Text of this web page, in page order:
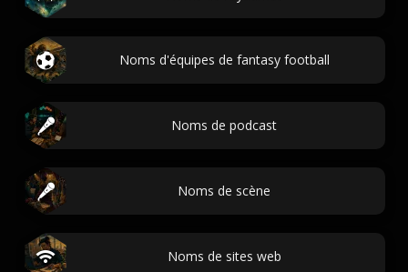
Noms d'équipes de fantasy football
Noms de podcast
Noms de scène
Noms de sites web